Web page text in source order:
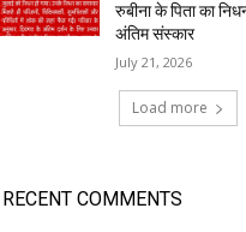
रुबीना के पिता का
अंतिम संस्कार
July 21, 2026
Load more
RECENT COMMENTS